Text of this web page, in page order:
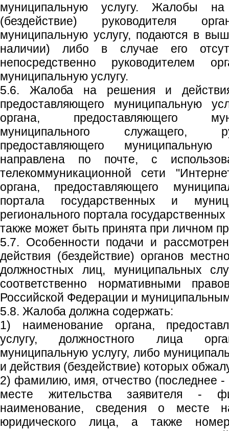
муниципальную услугу. Жалобы
(бездействие) руководителя
муниципальную услугу, подаются в
наличии) либо в случае его
непосредственно руководителем
муниципальную услугу.
5.6. Жалоба на решения и действия
предоставляющего муниципальную
органа, предоставляющего
муниципального служащего,
предоставляющего
направлена по почте, с
телекоммуникационной сети
органа, предоставляющего
портала государственных и
регионального портала
также может быть принята при личном
5.7. Особенности подачи и
действия (бездействие) органов
должностных лиц, муниципальных
соответственно нормативными
Российской Федерации и
5.8. Жалоба должна содержать:
1) наименование органа,
услугу, должностного лица
муниципальную услугу, либо
и действия (бездействие) которых
2) фамилию, имя, отчество (последнее -
месте жительства заявителя -
наименование, сведения о месте
юридического лица, а также